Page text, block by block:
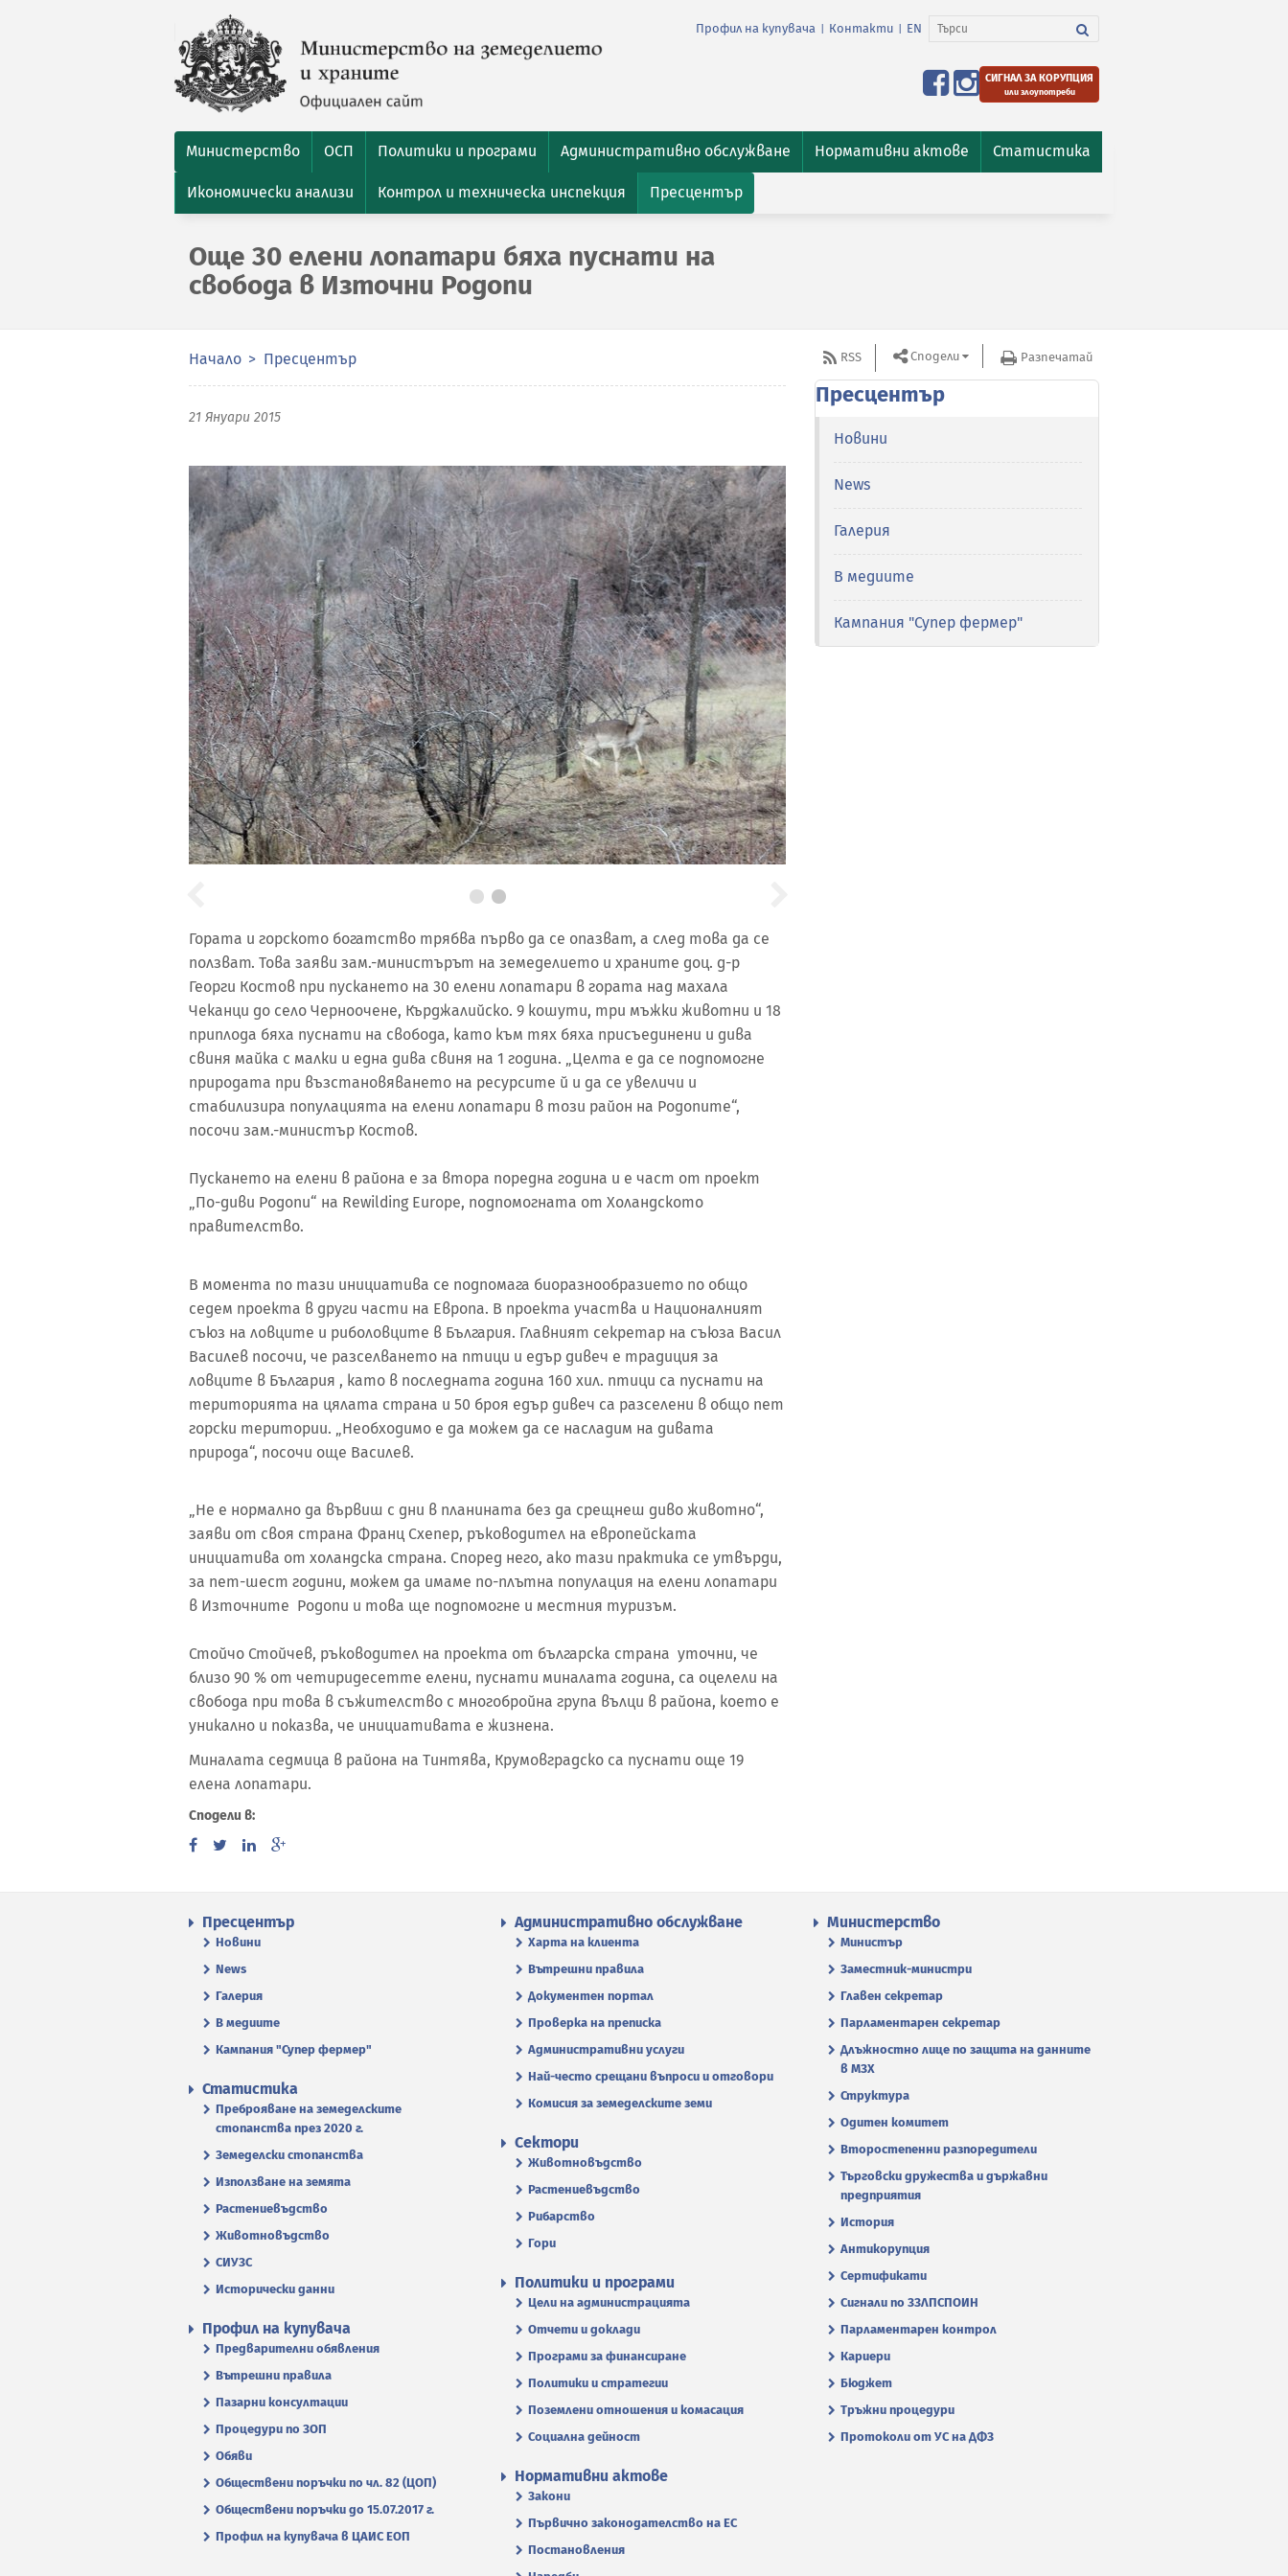
Профил на купувача Контакти EN
СИГНАЛ ЗА КОРУПЦИЯ
или злоупотреби
Министерство ОСП Политики и програми Административно обслужване Нормативни актове Статистика
Икономически анализи Контрол и техническа инспекция Пресцентър
Още 30 елени лопатари бяха пуснати на
свобода в Източни Родопи
Начало Пресцентър
21 Януари 2015
Гората и горското богатство трябва първо да се опазват, а след това да се
ползват. Това заяви зам.-министърът на земеделието и храните доц. д-р
Георги Костов при пускането на 30 елени лопатари в гората над махала
Чеканци до село Черноочене, Кърджалийско. 9 кошути, три мъжки животни и 18
приплода бяха пуснати на свобода, като към тях бяха присъединени и дива
свиня майка с малки и една дива свиня на 1 година. „Целта е да се подпомогне
природата при възстановяването на ресурсите й и да се увеличи и
стабилизира популацията на елени лопатари в този район на Родопите“,
посочи зам.-министър Костов.
Пускането на елени в района е за втора поредна година и е част от проект
„По-диви Родопи“ на Rewilding Europe, подпомогната от Холандското
правителство.
В момента по тази инициатива се подпомага биоразнообразието по общо
седем проекта в други части на Европа. В проекта участва и Националният
съюз на ловците и риболовците в България. Главният секретар на съюза Васил
Василев посочи, че разселването на птици и едър дивеч е традиция за
ловците в България , като в последната година 160 хил. птици са пуснати на
територията на цялата страна и 50 броя едър дивеч са разселени в общо пет
горски територии. „Необходимо е да можем да се насладим на дивата
природа“, посочи още Василев.
„Не е нормално да вървиш с дни в планината без да срещнеш диво животно“,
заяви от своя страна Франц Схепер, ръководител на европейската
инициатива от холандска страна. Според него, ако тази практика се утвърди,
за пет-шест години, можем да имаме по-плътна популация на елени лопатари
в Източните Родопи и това ще подпомогне и местния туризъм.
Стойчо Стойчев, ръководител на проекта от българска страна уточни, че
близо 90 % от четиридесетте елени, пуснати миналата година, са оцелели на
свобода при това в съжителство с многобройна група вълци в района, което е
уникално и показва, че инициативата е жизнена.
Миналата седмица в района на Тинтява, Крумовградско са пуснати още 19
елена лопатари.
Сподели в:
RSS Сподели Разпечатай
Пресцентър
Новини
News
Галерия
В медиите
Кампания "Супер фермер"
Пресцентър
Новини
News
Галерия
В медиите
Кампания "Супер фермер"
Административно обслужване
Харта на клиента
Вътрешни правила
Документен портал
Проверка на преписка
Административни услуги
Най-често срещани въпроси и отговори
Комисия за земеделските земи
Министерство
Министър
Заместник-министри
Главен секретар
Парламентарен секретар
Длъжностно лице по защита на данните
в МЗХ
Структура
Одитен комитет
Второстепенни разпоредители
Търговски дружества и държавни
предприятия
История
Антикорупция
Сертификати
Сигнали по ЗЗЛПСПОИН
Парламентарен контрол
Кариери
Бюджет
Тръжни процедури
Протоколи от УС на ДФЗ
Статистика
Преброяване на земеделските
стопанства през 2020 г.
Земеделски стопанства
Използване на земята
Растениевъдство
Животновъдство
СИУЗС
Исторически данни
Сектори
Животновъдство
Растениевъдство
Рибарство
Гори
Политики и програми
Цели на администрацията
Отчети и доклади
Програми за финансиране
Политики и стратегии
Поземлени отношения и комасация
Социална дейност
Профил на купувача
Предварителни обявления
Вътрешни правила
Пазарни консултации
Процедури по ЗОП
Обяви
Обществени поръчки по чл. 82 (ЦОП)
Обществени поръчки до 15.07.2017 г.
Профил на купувача в ЦАИС ЕОП
Нормативни актове
Закони
Първично законодателство на ЕС
Постановления